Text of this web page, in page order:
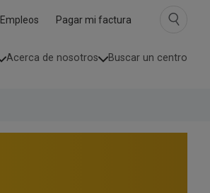
Empleos Pagar mi factura
Acerca de nosotros Buscar un centro